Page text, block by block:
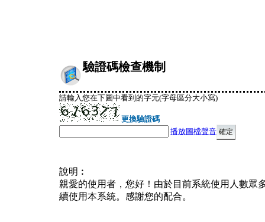
驗證碼檢查機制
請輸入您在下圖中看到的字元(字母區分大小寫)
更換驗證碼
播放圖檔聲音
說明︰
親愛的使用者，您好！由於目前系統使用人數眾
續使用本系統。感謝您的配合。